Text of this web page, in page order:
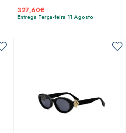
327,60€
Entrega Terça-feira 11 Agosto